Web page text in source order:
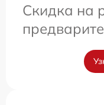
Скидка на